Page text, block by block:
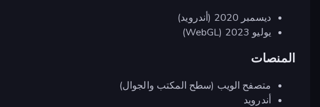
ديسمبر 2020 (أندرويد)
يوليو 2023 (WebGL)
المنصات
متصفح الويب (سطح المكتب والجوال)
أندرويد